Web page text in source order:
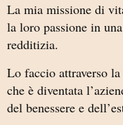
La mia missione di
la loro passione in
redditizia.
Lo faccio attraverso
che è diventata
del benessere e